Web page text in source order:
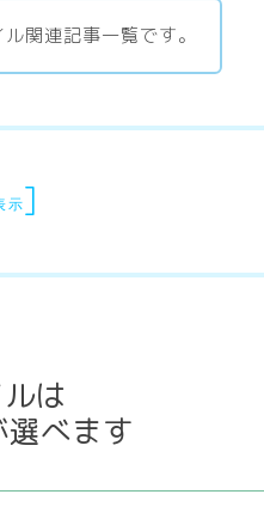
関連記事一覧です。
示]
は
べます